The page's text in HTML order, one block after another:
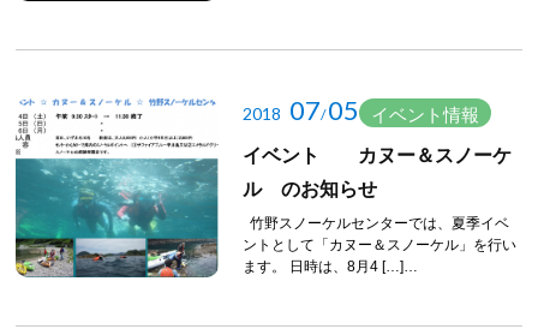
2018 07/05
イベント情報
イベント カヌー＆スノーケ
ル のお知らせ
竹野スノーケルセンターでは、夏季イベ
ントとして「カヌー＆スノーケル」を行い
ます。 日時は、8月4 […]…